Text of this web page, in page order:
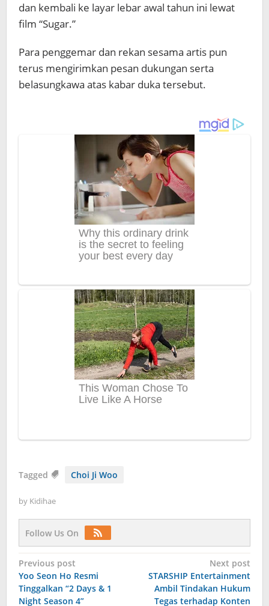
dan kembali ke layar lebar awal tahun ini lewat
film “Sugar.”
Para penggemar dan rekan sesama artis pun
terus mengirimkan pesan dukungan serta
belasungkawa atas kabar duka tersebut.
Tagged Choi Ji Woo
by Kidihae
Follow Us On
Post
navigation
Previous post
Yoo Seon Ho Resmi
Tinggalkan “2 Days & 1
Night Season 4”
Next post
STARSHIP Entertainment
Ambil Tindakan Hukum
Tegas terhadap Konten